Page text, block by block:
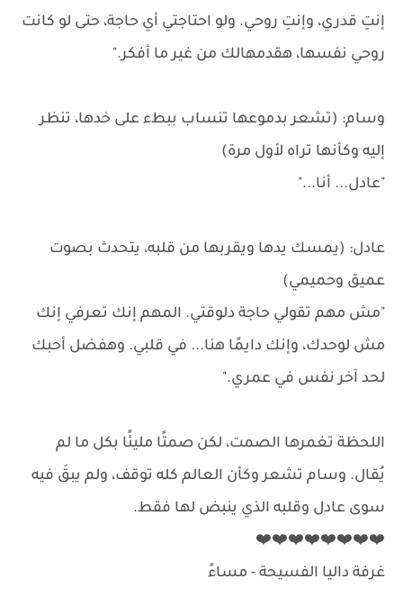
إنتِ قدري، وإنتِ روحي. ولو احتاجتي أي حاجة، حتى لو كانت
روحي نفسها، هقدمهالك من غير ما أفكر."
وسام: (تشعر بدموعها تنساب ببطء على خدها، تنظر
إليه وكأنها تراه لأول مرة)
"عادل... أنا..."
عادل: (يمسك يدها ويقربها من قلبه، يتحدث بصوت
عميق وحميمي)
"مش مهم تقولي حاجة دلوقتي. المهم إنك تعرفي إنك
مش لوحدك، وإنك دايمًا هنا... في قلبي. وهفضل أحبك
لحد آخر نفس في عمري."
اللحظة تغمرها الصمت، لكن صمتًا مليئًا بكل ما لم
يُقال. وسام تشعر وكأن العالم كله توقف، ولم يبقَ فيه
سوى عادل وقلبه الذي ينبض لها فقط.
❤️❤️❤️❤️❤️❤️❤️❤️
غرفة داليا الفسيحة - مساءً